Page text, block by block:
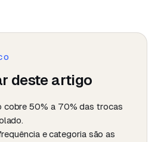
deste artigo
cobre 50% a 70% das trocas
e categoria são as